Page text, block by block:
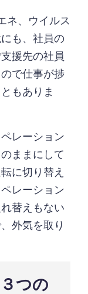
ネ、ウイルス
も、社員の
援先の社員
で仕事が捗
もありま
レーション
ままにして
に切り替え
レーション
替えもない
外気を取り
つの